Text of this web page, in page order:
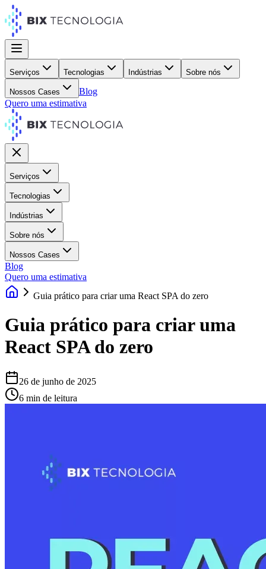
Serviços Tecnologias Indústrias Sobre nós
Nossos Cases
Blog
Quero uma estimativa
Serviços
Tecnologias
Indústrias
Sobre nós
Nossos Cases
Blog
Quero uma estimativa
Guia prático para criar uma React SPA do zero
Guia prático para criar uma
React SPA do zero
26 de junho de 2025
6 min de leitura